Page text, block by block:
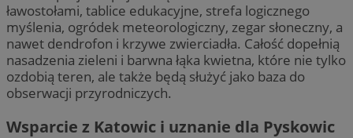
ławostołami, tablice edukacyjne, strefa logicznego
myślenia, ogródek meteorologiczny, zegar słoneczny, a
nawet dendrofon i krzywe zwierciadła. Całość dopełnią
nasadzenia zieleni i barwna łąka kwietna, które nie tylko
ozdobią teren, ale także będą służyć jako baza do
obserwacji przyrodniczych.
Wsparcie z Katowic i uznanie dla Pyskowic